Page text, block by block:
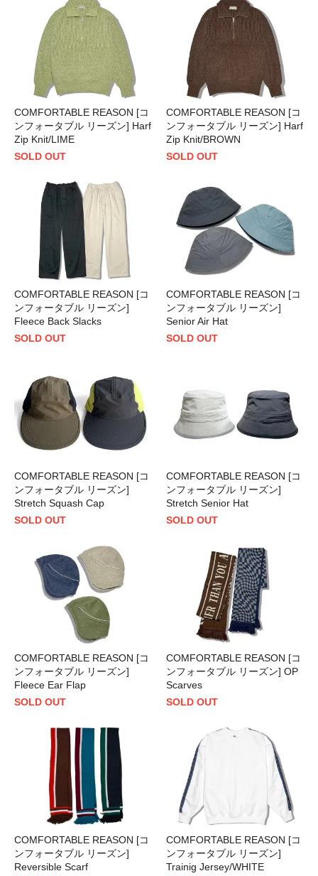
COMFORTABLE REASON [コ
ンフォータブル リーズン] Harf
Zip Knit/LIME
SOLD OUT
COMFORTABLE REASON [コ
ンフォータブル リーズン] Harf
Zip Knit/BROWN
SOLD OUT
COMFORTABLE REASON [コ
ンフォータブル リーズン]
Fleece Back Slacks
SOLD OUT
COMFORTABLE REASON [コ
ンフォータブル リーズン]
Senior Air Hat
SOLD OUT
COMFORTABLE REASON [コ
ンフォータブル リーズン]
Stretch Squash Cap
SOLD OUT
COMFORTABLE REASON [コ
ンフォータブル リーズン]
Stretch Senior Hat
SOLD OUT
COMFORTABLE REASON [コ
ンフォータブル リーズン]
Fleece Ear Flap
SOLD OUT
COMFORTABLE REASON [コ
ンフォータブル リーズン] OP
Scarves
SOLD OUT
COMFORTABLE REASON [コ
ンフォータブル リーズン]
Reversible Scarf
COMFORTABLE REASON [コ
ンフォータブル リーズン]
Trainig Jersey/WHITE